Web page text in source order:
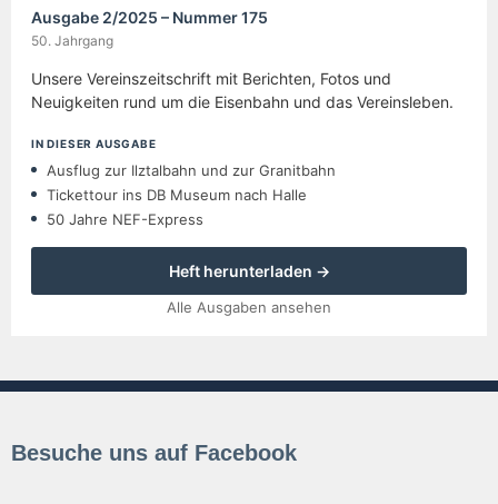
Ausgabe 2/2025 – Nummer 175
50. Jahrgang
Unsere Vereinszeitschrift mit Berichten, Fotos und
Neuigkeiten rund um die Eisenbahn und das Vereinsleben.
IN DIESER AUSGABE
Ausflug zur Ilztalbahn und zur Granitbahn
Tickettour ins DB Museum nach Halle
50 Jahre NEF-Express
Heft herunterladen →
Alle Ausgaben ansehen
Besuche uns auf Facebook